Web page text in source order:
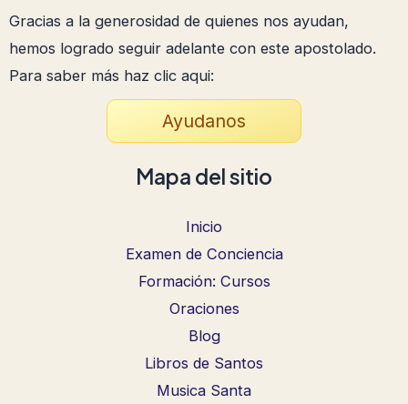
Gracias a la generosidad de quienes nos ayudan,
hemos logrado seguir adelante con este apostolado.
Para saber más haz clic aqui:
Ayudanos
Mapa del sitio
Inicio
Examen de Conciencia
Formación: Cursos
Oraciones
Blog
Libros de Santos
Musica Santa